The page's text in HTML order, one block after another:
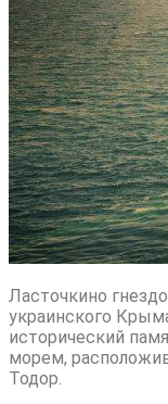
Ласточкино
украинского
исторический
морем,
Тодор.